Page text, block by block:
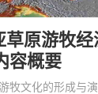
草原游牧
容概要
牧文化的形成与